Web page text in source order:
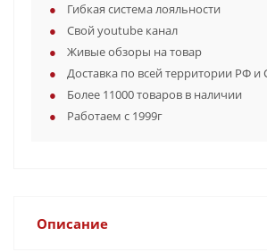
Гибкая система лояльности
Свой youtube канал
Живые обзоры на товар
Доставка по всей территории РФ и
Более 11000 товаров в наличии
Работаем с 1999г
Описание